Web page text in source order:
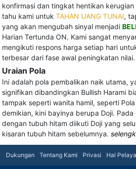
konfirmasi dan tingkat hentikan
tahu kami untuk TAHAN UANG TUNAI,
yang akan mengubah sinyal menjadi BELI
Harian Tertunda ON. Kami sangat
mengikuti respons harga setiap hari
terbesar dari fase awal peningkatan nilai.
Uraian Pola
Ini adalah pola pembalikan naik utama,
signifikan dibandingkan Bullish Harami
tampak seperti wanita hamil, seperti
demikian, kini bayinya berupa Doji.
dengan tubuh hitam diikuti Doji yang
kisaran tubuh hitam sebelumnya.
Dukungan Tentang Kami Privasi Hal